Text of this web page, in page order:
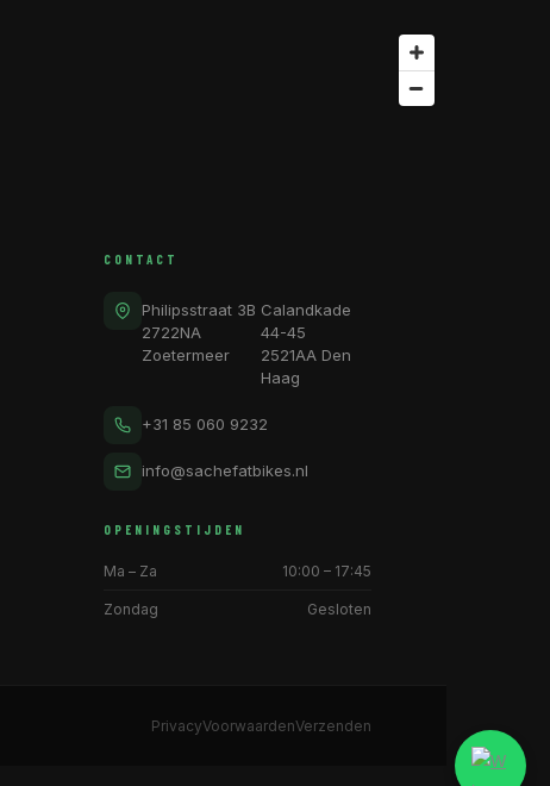
CONTACT
Philipsstraat 3B
2722NA
Zoetermeer
Calandkade
44-45
2521AA Den
Haag
+31 85 060 9232
info@sachefatbikes.nl
OPENINGSTIJDEN
Ma – Za 10:00 – 17:45
Zondag Gesloten
PrivacyVoorwaardenVerzenden